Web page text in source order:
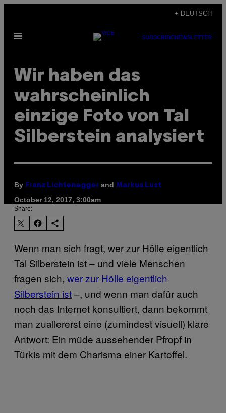
content
+ DEUTSCH
Open
SUBSCRIBENEWSLETTER
Wir haben das
wahrscheinlich
einzige Foto von Tal
Silberstein analysiert
By Franz Lichtenegger and Markus Lust
October 12, 2017, 3:00am
Share:
Wenn man sich fragt, wer zur Hölle eigentlich
Tal Silberstein ist – und viele Menschen
fragen sich, wer zur Hölle eigentlich
Silberstein ist–, und wenn man dafür auch
noch das Internet konsultiert, dann bekommt
man zuallererst eine (zumindest visuell) klare
Antwort: Ein müde aussehender Pfropf in
Türkis mit dem Charisma einer Kartoffel.